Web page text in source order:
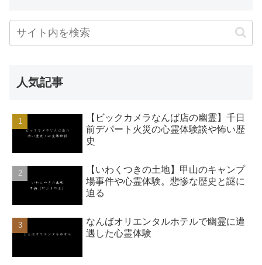
人気記事
【ビックカメラなんば店の幽霊】千日
前デパート火災の心霊体験談や怖い歴
史
【いわくつきの土地】甲山のキャンプ
場事件や心霊体験。悲惨な歴史と謎に
迫る
なんばオリエンタルホテルで幽霊に遭
遇した心霊体験